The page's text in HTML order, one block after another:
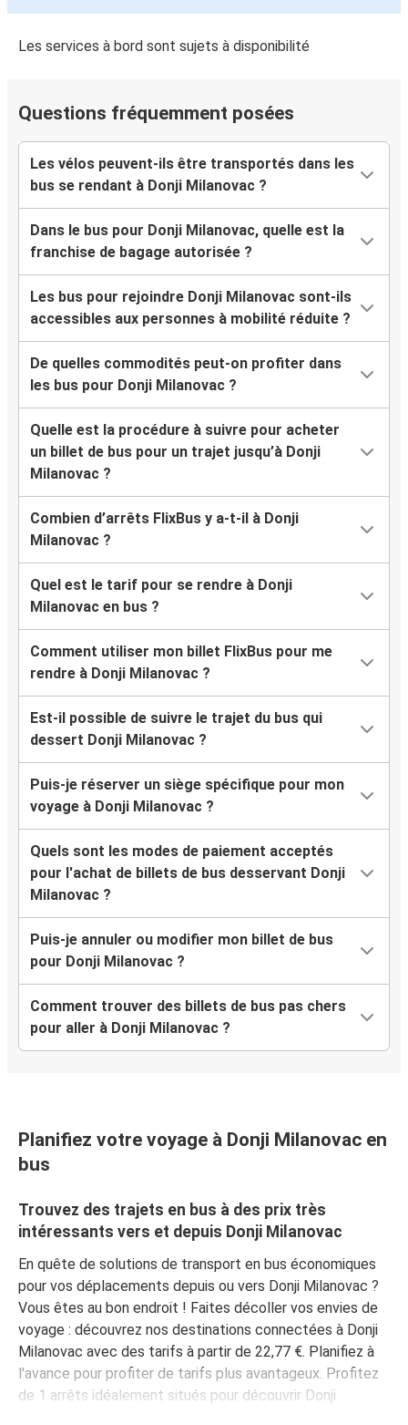
Les services à bord sont sujets à disponibilité
Questions fréquemment posées
Les vélos peuvent-ils être transportés dans les
bus se rendant à Donji Milanovac ?
Dans le bus pour Donji Milanovac, quelle est la
franchise de bagage autorisée ?
Les bus pour rejoindre Donji Milanovac sont-ils
accessibles aux personnes à mobilité réduite ?
De quelles commodités peut-on profiter dans
les bus pour Donji Milanovac ?
Quelle est la procédure à suivre pour acheter
un billet de bus pour un trajet jusqu’à Donji
Milanovac ?
Combien d’arrêts FlixBus y a-t-il à Donji
Milanovac ?
Quel est le tarif pour se rendre à Donji
Milanovac en bus ?
Comment utiliser mon billet FlixBus pour me
rendre à Donji Milanovac ?
Est-il possible de suivre le trajet du bus qui
dessert Donji Milanovac ?
Puis-je réserver un siège spécifique pour mon
voyage à Donji Milanovac ?
Quels sont les modes de paiement acceptés
pour l'achat de billets de bus desservant Donji
Milanovac ?
Puis-je annuler ou modifier mon billet de bus
pour Donji Milanovac ?
Comment trouver des billets de bus pas chers
pour aller à Donji Milanovac ?
Planifiez votre voyage à Donji Milanovac en
bus
Trouvez des trajets en bus à des prix très
intéressants vers et depuis Donji Milanovac
En quête de solutions de transport en bus économiques
pour vos déplacements depuis ou vers Donji Milanovac ?
Vous êtes au bon endroit ! Faites décoller vos envies de
voyage : découvrez nos destinations connectées à Donji
Milanovac avec des tarifs à partir de 22,77 €. Planifiez à
l'avance pour profiter de tarifs plus avantageux. Profitez
de 1 arrêts idéalement situés pour découvrir Donji